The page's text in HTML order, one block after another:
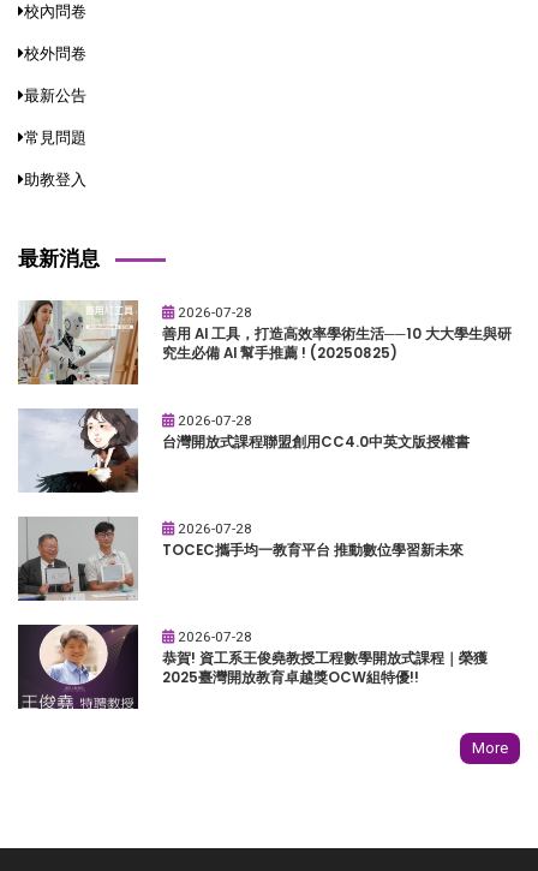
校內問卷
校外問卷
最新公告
常見問題
助教登入
最新消息
2026-07-28
善用 AI 工具，打造高效率學術生活──10 大大學生與研
究生必備 AI 幫手推薦 ! (20250825)
2026-07-28
台灣開放式課程聯盟創用CC4.0中英文版授權書
2026-07-28
TOCEC攜手均一教育平台 推動數位學習新未來
2026-07-28
恭賀! 資工系王俊堯教授工程數學開放式課程｜榮獲
2025臺灣開放教育卓越獎OCW組特優!!
More